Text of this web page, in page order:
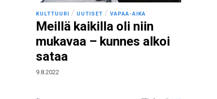
KULTTUURI / UUTISET / VAPAA-AIKA
Meillä kaikilla oli niin
mukavaa – kunnes alkoi
sataa
9.8.2022